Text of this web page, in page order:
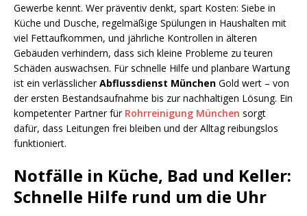
Gewerbe kennt. Wer präventiv denkt, spart Kosten: Siebe in
Küche und Dusche, regelmäßige Spülungen in Haushalten mit
viel Fettaufkommen, und jährliche Kontrollen in älteren
Gebäuden verhindern, dass sich kleine Probleme zu teuren
Schäden auswachsen. Für schnelle Hilfe und planbare Wartung
ist ein verlässlicherAbflussdienst München Gold wert – von
der ersten Bestandsaufnahme bis zur nachhaltigen Lösung. Ein
kompetenter Partner für Rohrreinigung München sorgt
dafür, dass Leitungen frei bleiben und der Alltag reibungslos
funktioniert.
Notfälle in Küche, Bad und Keller:
Schnelle Hilfe rund um die Uhr